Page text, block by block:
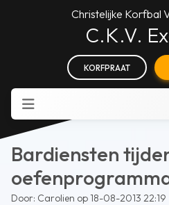
Christelijke Korfbal
C.K.V.
KORFPRAAT
Bardiensten
Door: Carolien op 18-08-2013 22:19